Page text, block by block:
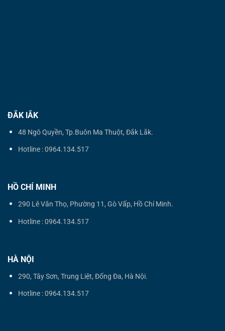
ĐẮK lẮK
48 Ngô Quyền, Tp.Buôn Ma Thuột, Đắk Lắk.
Hotline : 0964.134.517
HỒ CHÍ MINH
290 Lê Văn Thọ, Phường 11, Gò Vấp, Hồ Chí Minh.
Hotline : 0964.134.517
HÀ NỘI
290, Tây Sơn, Trung Liệt, Đống Đa, Hà Nội.
Hotline : 0964.134.517